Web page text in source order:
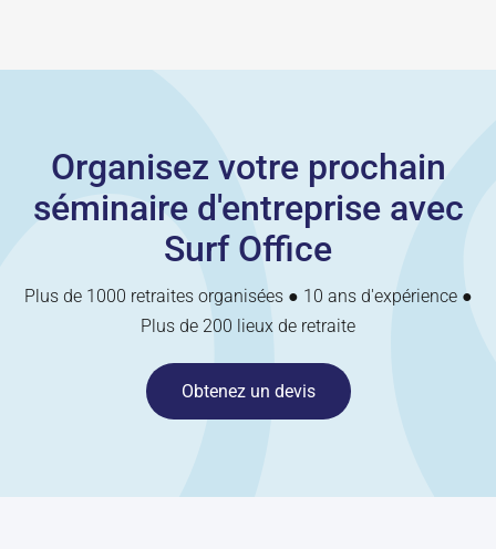
Organisez votre prochain
séminaire d'entreprise avec
Surf Office
Plus de 1000 retraites organisées ● 10 ans d'expérience ●
Plus de 200 lieux de retraite
Obtenez un devis